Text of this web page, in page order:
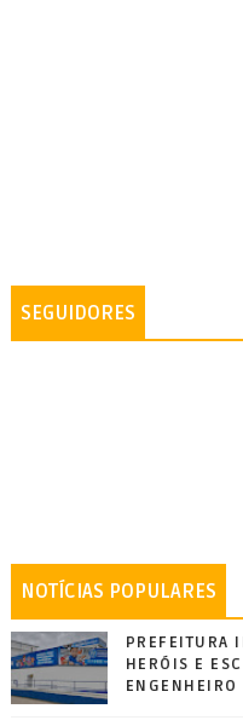
SEGUIDORES
NOTÍCIAS POPULARES
PREFEITURA
HERÓIS E
ENGENHEIRO